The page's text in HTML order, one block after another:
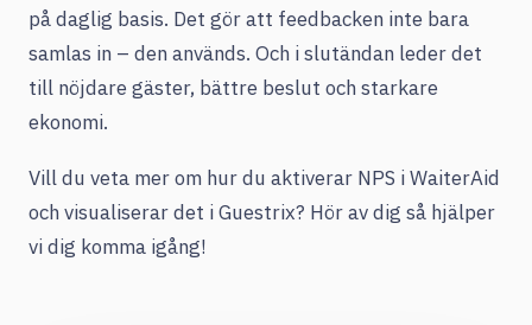
på daglig basis. Det gör att feedbacken inte bara
samlas in – den används. Och i slutändan leder det
till nöjdare gäster, bättre beslut och starkare
ekonomi.
Vill du veta mer om hur du aktiverar NPS i WaiterAid
och visualiserar det i Guestrix? Hör av dig så hjälper
vi dig komma igång!